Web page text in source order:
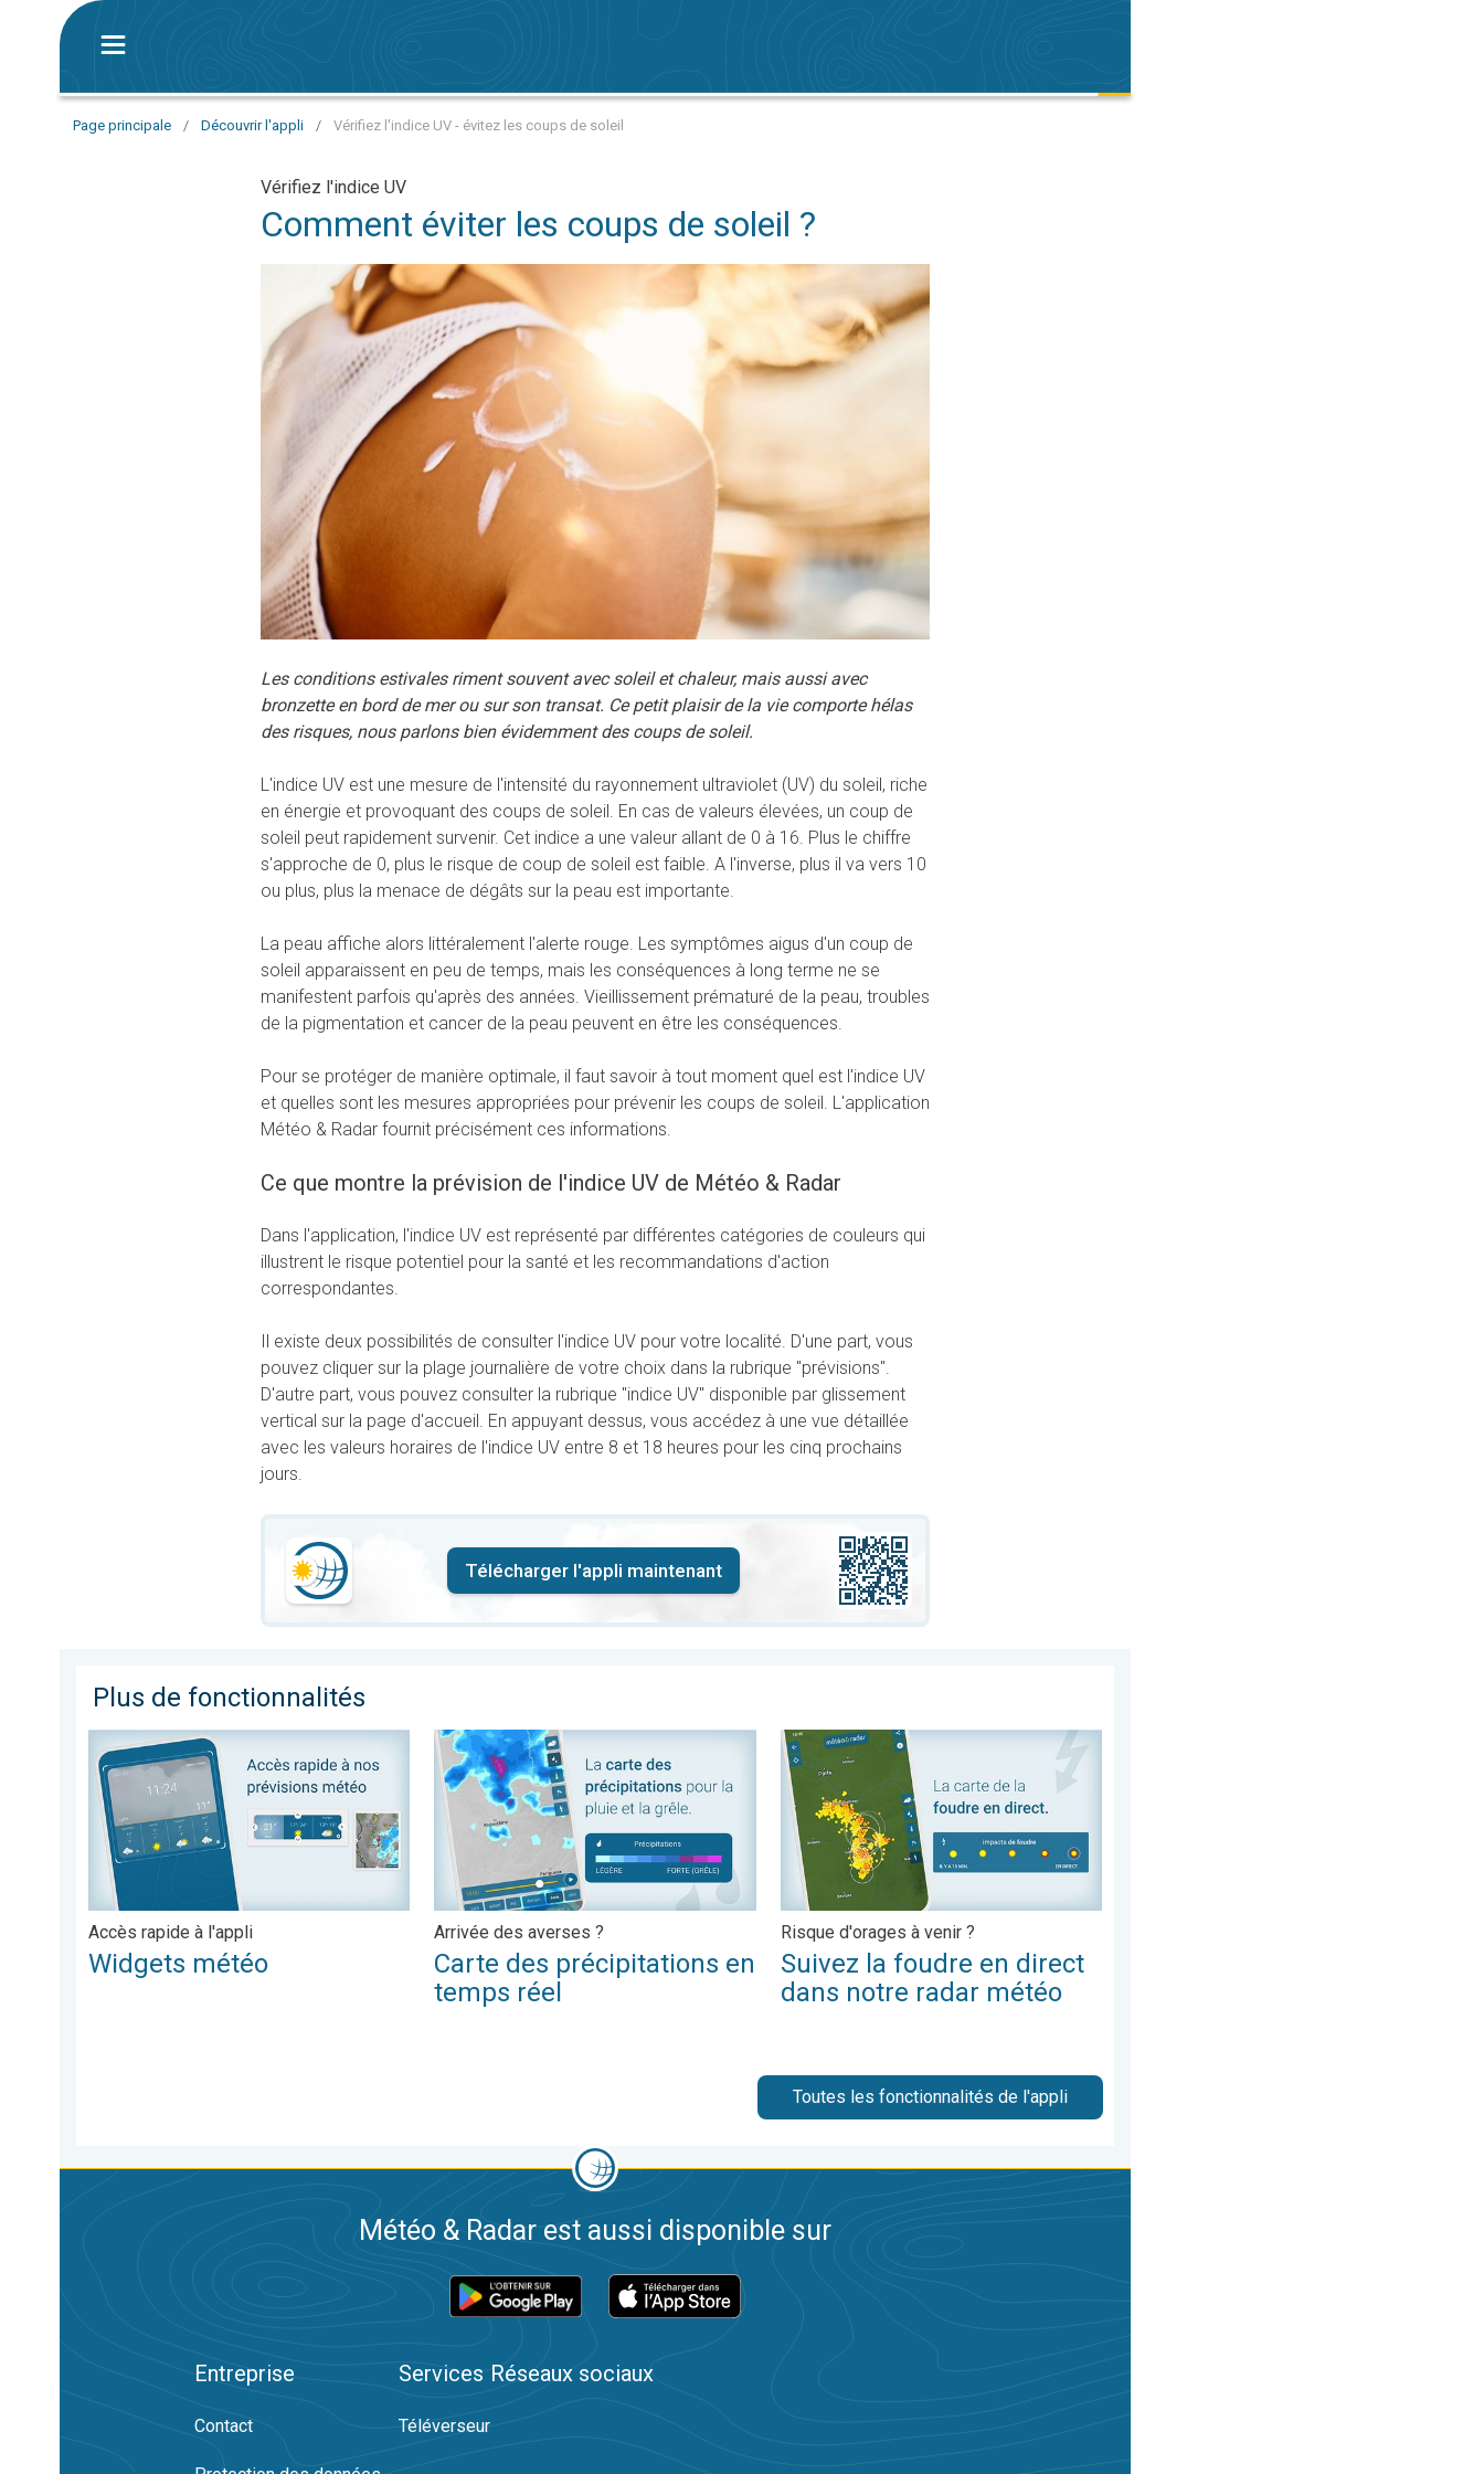
Page principale / Découvrir l'appli / Vérifiez l'indice UV - évitez les coups de soleil
Vérifiez l'indice UV
Comment éviter les coups de soleil ?
Les conditions estivales riment souvent avec soleil et chaleur, mais aussi avec
bronzette en bord de mer ou sur son transat. Ce petit plaisir de la vie comporte hélas
des risques, nous parlons bien évidemment des coups de soleil.
L'indice UV est une mesure de l'intensité du rayonnement ultraviolet (UV) du soleil, riche
en énergie et provoquant des coups de soleil. En cas de valeurs élevées, un coup de
soleil peut rapidement survenir. Cet indice a une valeur allant de 0 à 16. Plus le chiffre
s'approche de 0, plus le risque de coup de soleil est faible. A l'inverse, plus il va vers 10
ou plus, plus la menace de dégâts sur la peau est importante.
La peau affiche alors littéralement l'alerte rouge. Les symptômes aigus d'un coup de
soleil apparaissent en peu de temps, mais les conséquences à long terme ne se
manifestent parfois qu'après des années. Vieillissement prématuré de la peau, troubles
de la pigmentation et cancer de la peau peuvent en être les conséquences.
Pour se protéger de manière optimale, il faut savoir à tout moment quel est l'indice UV
et quelles sont les mesures appropriées pour prévenir les coups de soleil. L'application
Météo & Radar fournit précisément ces informations.
Ce que montre la prévision de l'indice UV de Météo & Radar
Dans l'application, l'indice UV est représenté par différentes catégories de couleurs qui
illustrent le risque potentiel pour la santé et les recommandations d'action
correspondantes.
Il existe deux possibilités de consulter l'indice UV pour votre localité. D'une part, vous
pouvez cliquer sur la plage journalière de votre choix dans la rubrique "prévisions".
D'autre part, vous pouvez consulter la rubrique "indice UV" disponible par glissement
vertical sur la page d'accueil. En appuyant dessus, vous accédez à une vue détaillée
avec les valeurs horaires de l'indice UV entre 8 et 18 heures pour les cinq prochains
jours.
Télécharger l'appli maintenant
Plus de fonctionnalités
Widgets météo. Accès rapide à l'appli. . .
Accès rapide à l'appli
Widgets météo
Carte des précipitations en temps réel. Arrivée des averses ?. . .
Arrivée des averses ?
Carte des précipitations en
temps réel
Suivez la foudre en direct dans notre radar météo. Risque d'orages à venir ?. . .
Risque d'orages à venir ?
Suivez la foudre en direct
dans notre radar météo
Toutes les fonctionnalités de l'appli
Météo & Radar est aussi disponible sur
Entreprise
Contact
Services
Téléverseur
Réseaux sociaux